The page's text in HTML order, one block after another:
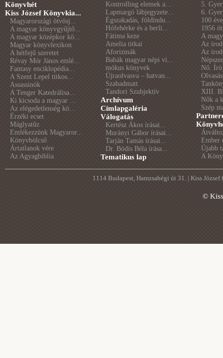
Könyvhét
Kiss József Könyvkia...
Magyarországi ötvösj...
A magyar könyvgyűjtő...
A magyar középkor kö...
Magyar könyvlexikon
A hétfejű szeretet
Révay Mór János emlé...
Fantasy enciklopédia...
A Szent Lepel titkos...
Assassinók
A Tenger Katedrálisa...
Ki kicsoda a magyar ...
Az elégedetlenség kö...
Érzéki ecset
Máglyatűz
Emlékezzünk Magyaror...
Könyvbölcső
Ártatlanok vére
Az Agyagbiblia
Kontrolling elemek a...
Lapmargó lábjegyzete...
Égszakadás, földindu...
Hófehérke és a berli...
Fátima keze
Amelia titkai
Aforizmák
Babák magyar népi vi...
mókus könyvek
Újraolvasva – hatvan...
Szabadmatt
Tandori Szubjektív
Archívum
Címlapgaléria
Válogatás
Kertész Ákos írásai...
Murányi Gábor írásai...
Tarján Tamás írásai...
Dr. Bódis Béla írása...
Tematikus lap
5.
6.
100
1956
A
Az
Az
Nő.
XIII.
Nők a
Szép
Ember
Újabb
A
1114 Budapest, Hamzsabégi út 31. | Kiss
©